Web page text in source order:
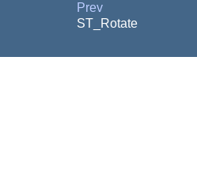
Prev
ST_Rotate